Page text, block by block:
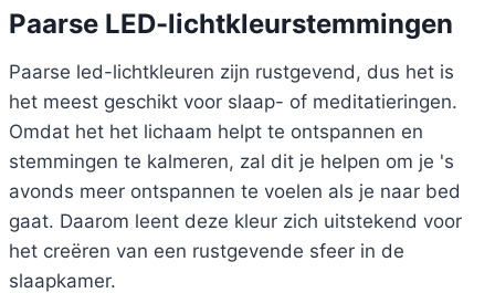
Paarse LED-lichtkleurstemmingen
Paarse led-lichtkleuren zijn rustgevend, dus het is
het meest geschikt voor slaap- of meditatieringen.
Omdat het het lichaam helpt te ontspannen en
stemmingen te kalmeren, zal dit je helpen om je 's
avonds meer ontspannen te voelen als je naar bed
gaat. Daarom leent deze kleur zich uitstekend voor
het creëren van een rustgevende sfeer in de
slaapkamer.